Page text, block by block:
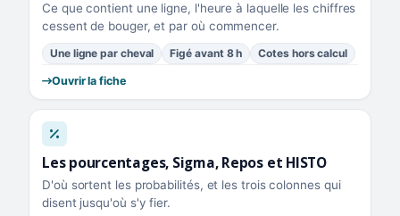
Ce que contient une ligne, l'heure à laquelle les chiffres
cessent de bouger, et par où commencer.
Une ligne par cheval Figé avant 8 h Cotes hors calcul
Ouvrir la fiche
Les pourcentages, Sigma, Repos et HISTO
D'où sortent les probabilités, et les trois colonnes qui
disent jusqu'où s'y fier.